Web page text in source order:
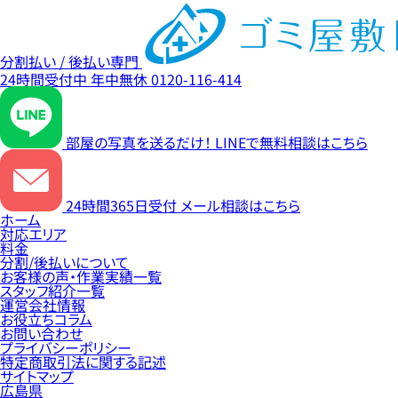
分割払い / 後払い専門
24時間受付中 年中無休0120-116-414
部屋の写真を送るだけ！ LINEで無料相談はこちら
24時間365日受付 メール相談はこちら
ホーム
対応エリア
料金
分割/後払いについて
お客様の声・作業実績一覧
スタッフ紹介一覧
運営会社情報
お役立ちコラム
お問い合わせ
プライバシーポリシー
特定商取引法に関する記述
サイトマップ
広島県